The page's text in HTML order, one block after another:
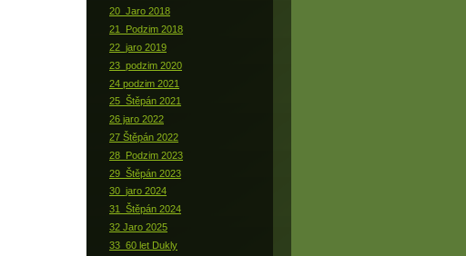
20_Jaro 2018
21_Podzim 2018
22_jaro 2019
23_podzim 2020
24 podzim 2021
25_Štěpán 2021
26 jaro 2022
27 Štěpán 2022
28_Podzim 2023
29_Štěpán 2023
30_jaro 2024
31_Štěpán 2024
32 Jaro 2025
33_60 let Dukly